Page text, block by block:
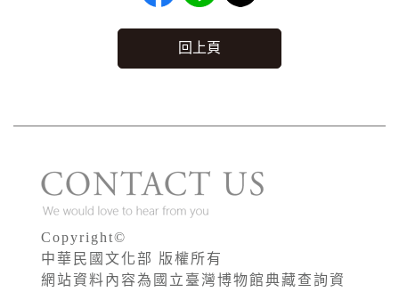
回上頁
Copyright©
中華民國文化部 版權所有
網站資料內容為國立臺灣博物館典藏查詢資